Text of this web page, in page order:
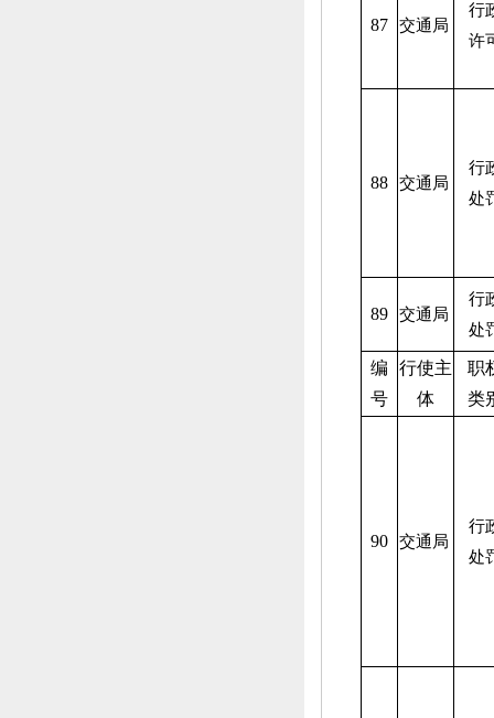
87 交通局
行
许
88 交通局
行
处
89 交通局
行
处
编
号
行使主
体
职
类
90 交通局
行
处